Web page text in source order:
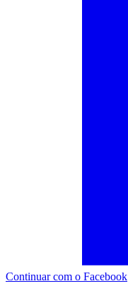
Continuar com o Facebook